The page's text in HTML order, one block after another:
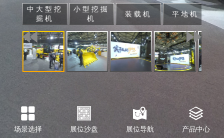
中大型挖
掘机
小型挖掘
机
装载机 平地机
场景选择 展位沙盘 展位导航 产品中心